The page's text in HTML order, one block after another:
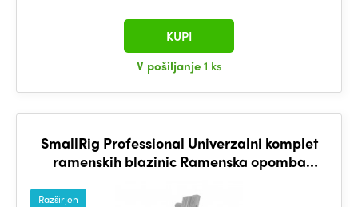
V pošiljanje1 ks
KUPI
SmallRig Professional Univerzalni komplet
ramenskih blazinic Ramenska opomba
Razširjen